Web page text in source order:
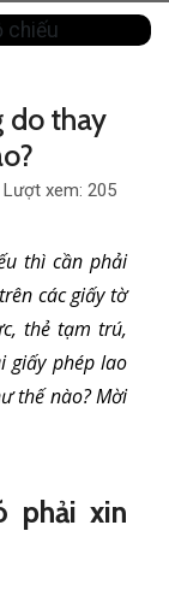
do thay
Lượt xem: 205
thì cần phải
các giấy tờ
thẻ tạm trú,
giấy phép lao
thế nào? Mời
phải xin